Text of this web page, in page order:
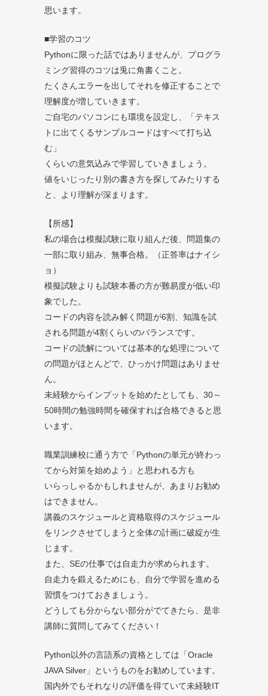
思います。
■学習のコツ
Pythonに限った話ではありませんが、プログラ
ミング習得のコツは兎に角書くこと。
たくさんエラーを出してそれを修正することで
理解度が増していきます。
ご自宅のパソコンにも環境を設定し、「テキス
トに出てくるサンプルコードはすべて打ち込
む」
くらいの意気込みで学習していきましょう。
値をいじったり別の書き方を探してみたりする
と、より理解が深まります。
【所感】
私の場合は模擬試験に取り組んだ後、問題集の
一部に取り組み、無事合格。（正答率はナイシ
ョ）
模擬試験よりも試験本番の方が難易度が低い印
象でした。
コードの内容を読み解く問題が6割、知識を試
される問題が4割くらいのバランスです。
コードの読解については基本的な処理について
の問題がほとんどで、ひっかけ問題はありませ
ん。
未経験からインプットを始めたとしても、30～
50時間の勉強時間を確保すれば合格できると思
います。
職業訓練校に通う方で「Pythonの単元が終わっ
てから対策を始めよう」と思われる方も
いらっしゃるかもしれませんが、あまりお勧め
はできません。
講義のスケジュールと資格取得のスケジュール
をリンクさせてしまうと全体の計画に破綻が生
じます。
また、SEの仕事では自走力が求められます。
自走力を鍛えるためにも、自分で学習を進める
習慣をつけておきましょう。
どうしても分からない部分がでてきたら、是非
講師に質問してみてください！
Python以外の言語系の資格としては「Oracle
JAVA Silver」というものをお勧めしています。
国内外でもそれなりの評価を得ていて未経験IT